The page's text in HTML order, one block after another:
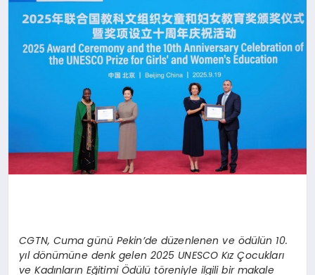
CGTN, Cuma günü Pekin’de düzenlenen ve ödülün 10.
yıl dönümüne denk gelen 2025 UNESCO Kız Çocukları
ve Kadınların Eğitimi Ödülü töreniyle ilgili bir makale